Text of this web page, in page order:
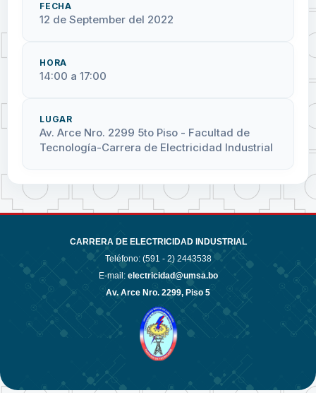
FECHA
12 de September del 2022
HORA
14:00 a 17:00
LUGAR
Av. Arce Nro. 2299 5to Piso - Facultad de
Tecnología-Carrera de Electricidad Industrial
CARRERA DE ELECTRICIDAD INDUSTRIAL
Teléfono: (591 - 2) 2443538
E-mail: electricidad@umsa.bo
Av. Arce Nro. 2299, Piso 5